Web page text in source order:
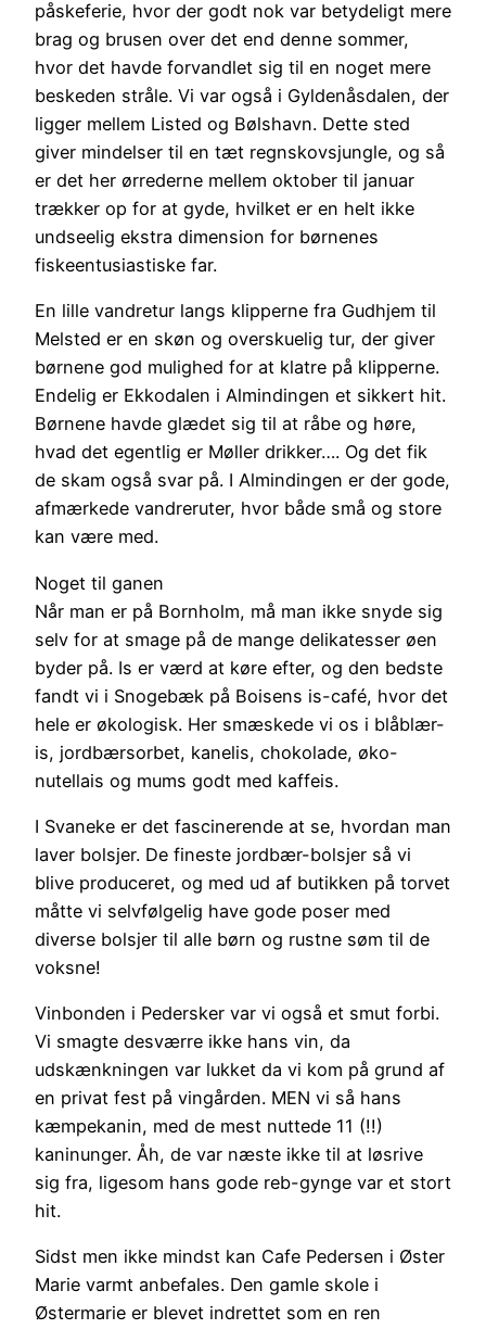
påskeferie, hvor der godt nok var betydeligt mere
brag og brusen over det end denne sommer,
hvor det havde forvandlet sig til en noget mere
beskeden stråle. Vi var også i Gyldenåsdalen, der
ligger mellem Listed og Bølshavn. Dette sted
giver mindelser til en tæt regnskovsjungle, og så
er det her ørrederne mellem oktober til januar
trækker op for at gyde, hvilket er en helt ikke
undseelig ekstra dimension for børnenes
fiskeentusiastiske far.
En lille vandretur langs klipperne fra Gudhjem til
Melsted er en skøn og overskuelig tur, der giver
børnene god mulighed for at klatre på klipperne.
Endelig er Ekkodalen i Almindingen et sikkert hit.
Børnene havde glædet sig til at råbe og høre,
hvad det egentlig er Møller drikker…. Og det fik
de skam også svar på. I Almindingen er der gode,
afmærkede vandreruter, hvor både små og store
kan være med.
Noget til ganen
Når man er på Bornholm, må man ikke snyde sig
selv for at smage på de mange delikatesser øen
byder på. Is er værd at køre efter, og den bedste
fandt vi i Snogebæk på Boisens is-café, hvor det
hele er økologisk. Her smæskede vi os i blåblær-
is, jordbærsorbet, kanelis, chokolade, øko-
nutellais og mums godt med kaffeis.
I Svaneke er det fascinerende at se, hvordan man
laver bolsjer. De fineste jordbær-bolsjer så vi
blive produceret, og med ud af butikken på torvet
måtte vi selvfølgelig have gode poser med
diverse bolsjer til alle børn og rustne søm til de
voksne!
Vinbonden i Pedersker var vi også et smut forbi.
Vi smagte desværre ikke hans vin, da
udskænkningen var lukket da vi kom på grund af
en privat fest på vingården. MEN vi så hans
kæmpekanin, med de mest nuttede 11 (!!)
kaninunger. Åh, de var næste ikke til at løsrive
sig fra, ligesom hans gode reb-gynge var et stort
hit.
Sidst men ikke mindst kan Cafe Pedersen i Øster
Marie varmt anbefales. Den gamle skole i
Østermarie er blevet indrettet som en ren